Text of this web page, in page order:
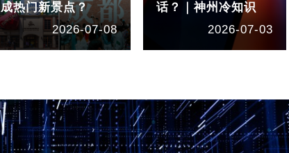
成热门新景点？
2026-07-08
话？｜神州冷知识
2026-07-03